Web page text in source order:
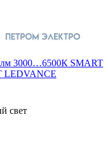
3000…6500К SMART
LEDVANCE
свет